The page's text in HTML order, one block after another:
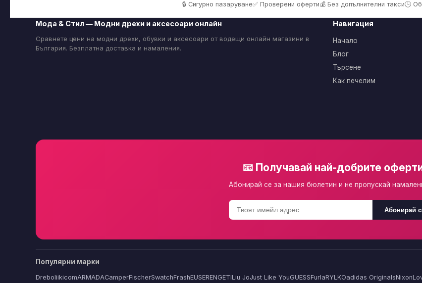
🔒 Сигурно пазаруване✅ Проверени оферти💰 Без допълнителни такси🕒
Мода & Стил — Модни дрехи и аксесоари онлайн
Сравнете цени на модни дрехи, обувки и аксесоари от водещи онлайн магазини в
България. Безплатна доставка и намаления.
Навигация
Начало
Блог
Търсене
Как печелим
📧 Получавай най-добрите
Абонирай се за нашия бюлетин и не пропускай
Абонирай
Популярни марки
DreboliikicomARMADACamperFischerSwatchFrashEUSERENGETILiu JoJust Like YouGUESSFurlaRYLKOadidas OriginalsNixon